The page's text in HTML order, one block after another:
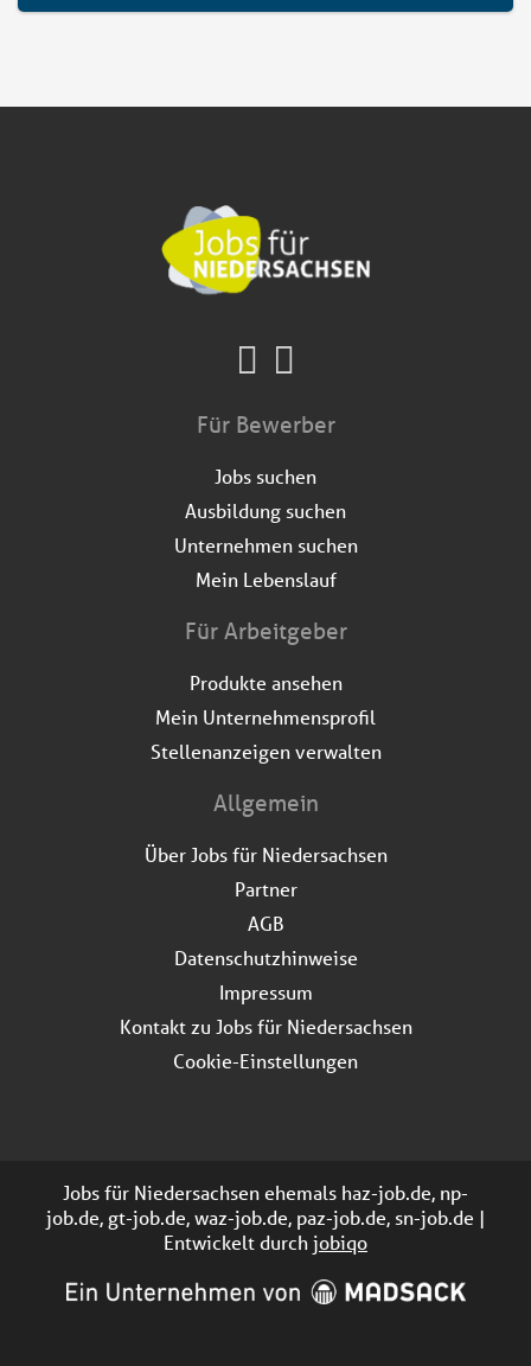
Für Bewerber
Jobs suchen
Ausbildung suchen
Unternehmen suchen
Mein Lebenslauf
Für Arbeitgeber
Produkte ansehen
Mein Unternehmensprofil
Stellenanzeigen verwalten
Allgemein
Über Jobs für Niedersachsen
Partner
AGB
Datenschutzhinweise
Impressum
Kontakt zu Jobs für Niedersachsen
Cookie-Einstellungen
Jobs für Niedersachsen ehemals haz-job.de, np-
job.de, gt-job.de, waz-job.de, paz-job.de, sn-job.de |
Entwickelt durchjobiqo